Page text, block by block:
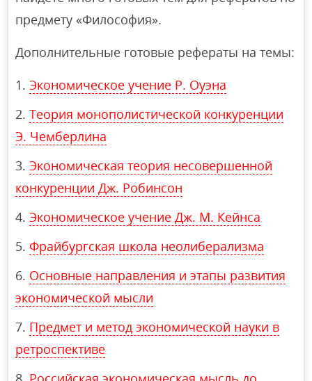
предмету «Философия».
Дополнительные готовые рефераты на темы:
Экономическое учение Р. Оуэна
Теория монополистической конкуренции
Э. Чемберлина
Экономическая теория несовершенной
конкуренции Дж. Робинсон
Экономическое учение Дж. М. Кейнса
Фрайбургская школа неолиберализма
Основные направления и этапы развития
экономической мысли
Предмет и метод экономической науки в
ретроспективе